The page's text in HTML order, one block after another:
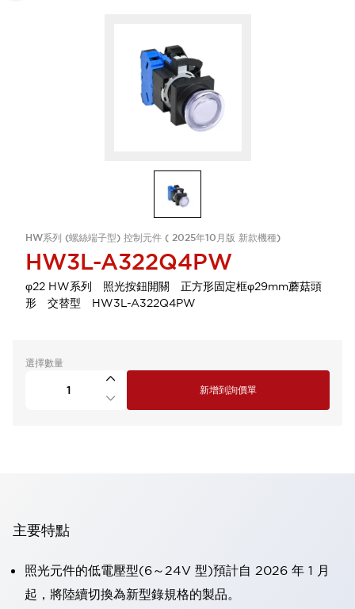
HW系列 (螺絲端子型) 控制元件 ( 2025年10月版 新款機種)
HW3L-A322Q4PW
φ22 HW系列 照光按鈕開關 正方形固定框φ29mm蘑菇頭
形 交替型 HW3L-A322Q4PW
選擇數量
新增到詢價單
主要特點
照光元件的低電壓型(6～24V 型)預計自 2026 年 1 月
起，將陸續切換為新型錄規格的製品。